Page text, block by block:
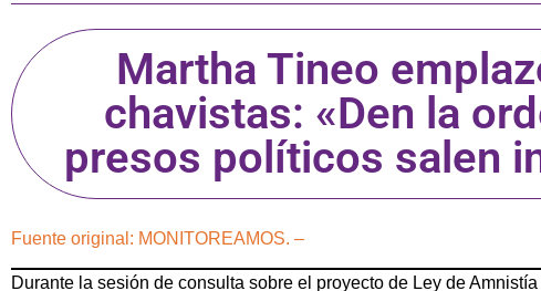
Martha Tineo
chavistas: «Den la
presos políticos salen
Fuente original: MONITOREAMOS. –
Durante la sesión de consulta sobre el proyecto de Ley de